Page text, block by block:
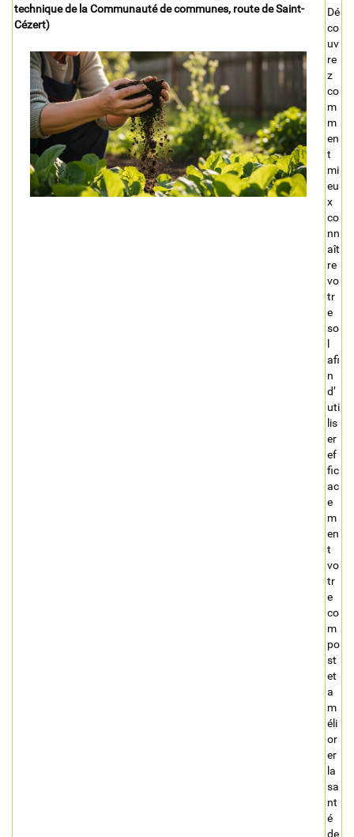
technique de la Communauté de communes, route de Saint-
Cézert)
Dé
co
uv
re
z
co
m
m
en
t
mi
eu
x
co
nn
aît
re
vo
tr
e
so
afi
n
d’
uti
lis
er
ef
fic
ac
e
m
en
t
vo
tr
e
co
m
po
st
et
a
m
éli
or
er
la
sa
nt
é
de